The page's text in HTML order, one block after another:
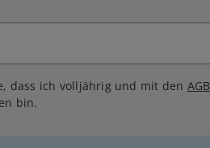
dass ich volljährig und mit den AGB
bin.